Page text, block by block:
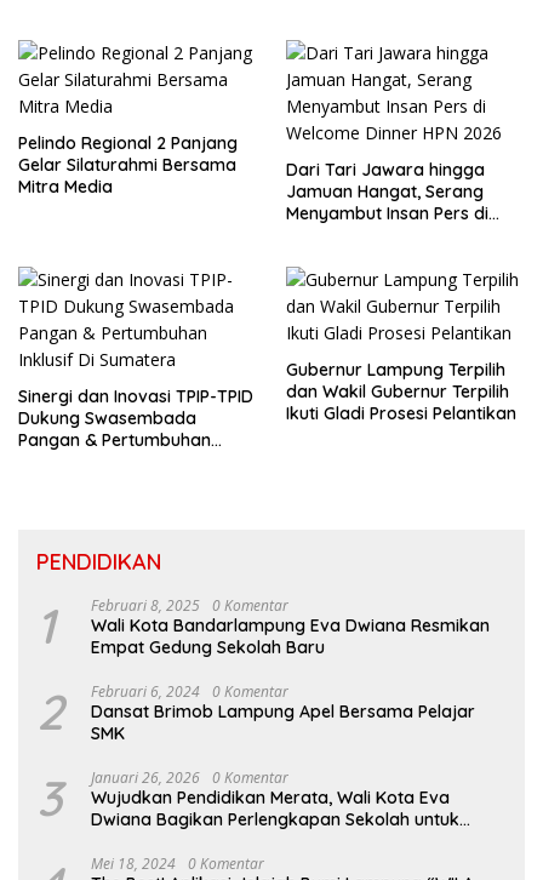
Pelindo Regional 2 Panjang
Gelar Silaturahmi Bersama
Mitra Media
Dari Tari Jawara hingga
Jamuan Hangat, Serang
Menyambut Insan Pers di
Sinergi dan Inovasi TPIP-TPID
Dukung Swasembada
Pangan & Pertumbuhan
Gubernur Lampung Terpilih
dan Wakil Gubernur Terpilih
Ikuti Gladi Prosesi Pelantikan
PENDIDIKAN
1 Februari 8, 2025 0 Komentar
Wali Kota Bandarlampung Eva Dwiana Resmikan
Empat Gedung Sekolah Baru
2 Februari 6, 2024 0 Komentar
Dansat Brimob Lampung Apel Bersama Pelajar
SMK
3 Januari 26, 2026 0 Komentar
Wujudkan Pendidikan Merata, Wali Kota Eva
Dwiana Bagikan Perlengkapan Sekolah untuk
Mei 18, 2024 0 Komentar